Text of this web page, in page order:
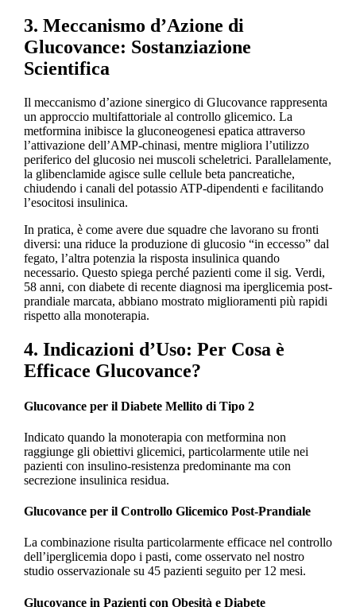
3. Meccanismo d’Azione di
Glucovance: Sostanziazione
Scientifica
Il meccanismo d’azione sinergico di Glucovance rappresenta
un approccio multifattoriale al controllo glicemico. La
metformina inibisce la gluconeogenesi epatica attraverso
l’attivazione dell’AMP-chinasi, mentre migliora l’utilizzo
periferico del glucosio nei muscoli scheletrici. Parallelamente,
la glibenclamide agisce sulle cellule beta pancreatiche,
chiudendo i canali del potassio ATP-dipendenti e facilitando
l’esocitosi insulinica.
In pratica, è come avere due squadre che lavorano su fronti
diversi: una riduce la produzione di glucosio “in eccesso” dal
fegato, l’altra potenzia la risposta insulinica quando
necessario. Questo spiega perché pazienti come il sig. Verdi,
58 anni, con diabete di recente diagnosi ma iperglicemia post-
prandiale marcata, abbiano mostrato miglioramenti più rapidi
rispetto alla monoterapia.
4. Indicazioni d’Uso: Per Cosa è
Efficace Glucovance?
Glucovance per il Diabete Mellito di Tipo 2
Indicato quando la monoterapia con metformina non
raggiunge gli obiettivi glicemici, particolarmente utile nei
pazienti con insulino-resistenza predominante ma con
secrezione insulinica residua.
Glucovance per il Controllo Glicemico Post-Prandiale
La combinazione risulta particolarmente efficace nel controllo
dell’iperglicemia dopo i pasti, come osservato nel nostro
studio osservazionale su 45 pazienti seguito per 12 mesi.
Glucovance in Pazienti con Obesità e Diabete